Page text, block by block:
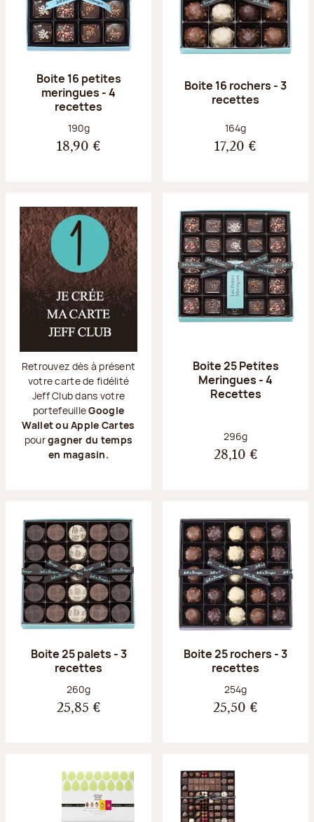
Boite 16 petites
meringues - 4
recettes
Poids net :
190g
18,90 €
Boite 16 rochers - 3
recettes
Poids net :
164g
17,20 €
Retrouvez dès à présent
votre carte de fidélité
Jeff Club dans votre
portefeuilleGoogle
Wallet ou Apple Cartes
pourgagner du temps
en magasin.
Boite 25 Petites
Meringues - 4
Recettes
Poids net :
296g
28,10 €
Boite 25 palets - 3
recettes
Poids net :
260g
25,85 €
Boite 25 rochers - 3
recettes
Poids net :
254g
25,50 €